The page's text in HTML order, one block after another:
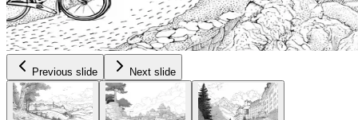
Previous slide Next slide